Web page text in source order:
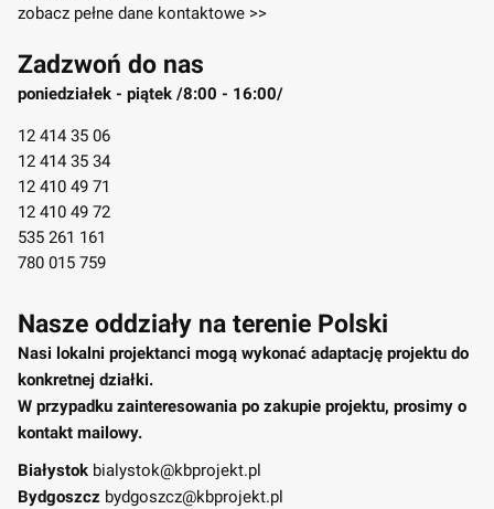
zobacz pełne dane kontaktowe >>
Zadzwoń do nas
poniedziałek - piątek /8:00 - 16:00/
12 414 35 06
12 414 35 34
12 410 49 71
12 410 49 72
535 261 161
780 015 759
Nasze oddziały na terenie Polski
Nasi lokalni projektanci mogą wykonać adaptację projektu do
konkretnej działki.
W przypadku zainteresowania po zakupie projektu, prosimy o
kontakt mailowy.
Białystok bialystok@kbprojekt.pl
Bydgoszcz bydgoszcz@kbprojekt.pl